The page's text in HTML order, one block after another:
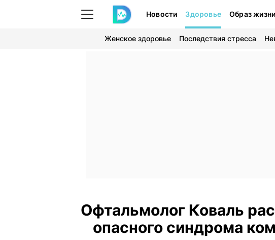
Новости Здоровье Образ жизни
Женское здоровье Последствия стресса
Офтальмолог Коваль
опасного синдрома